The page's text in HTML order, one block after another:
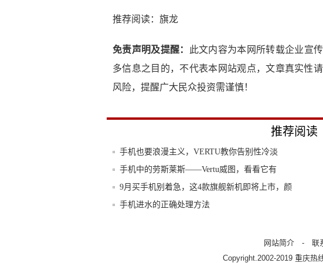
推荐阅读： 旗龙
免责声明及提醒：
此文内容为本网所转载企业宣
多信息之目的，不代表本网站观点，文章真实性
风险，提醒广大民众投资需谨慎！
推荐阅读
手机也要浪漫主义，VERTU教你告别性冷淡
手机中的劳斯莱斯——Vertu威图，看看它有
9月买手机别着急，这4款旗舰新机即将上市，颜
手机进水的正确处理方法
私藏手机壳清单！今天心情如何？看我的壳儿就知
网站简介 - 联
Copyright.2002-2019 重庆热